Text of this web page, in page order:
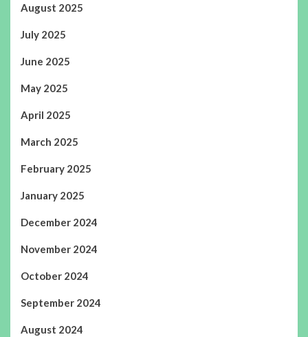
August 2025
July 2025
June 2025
May 2025
April 2025
March 2025
February 2025
January 2025
December 2024
November 2024
October 2024
September 2024
August 2024